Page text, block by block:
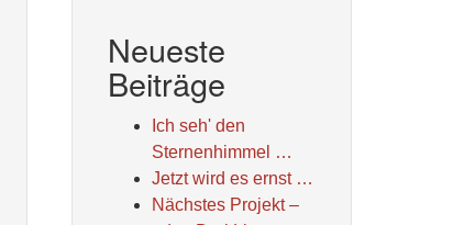
Neueste
Beiträge
Ich seh' den
Sternenhimmel …
Jetzt wird es ernst …
Nächstes Projekt –